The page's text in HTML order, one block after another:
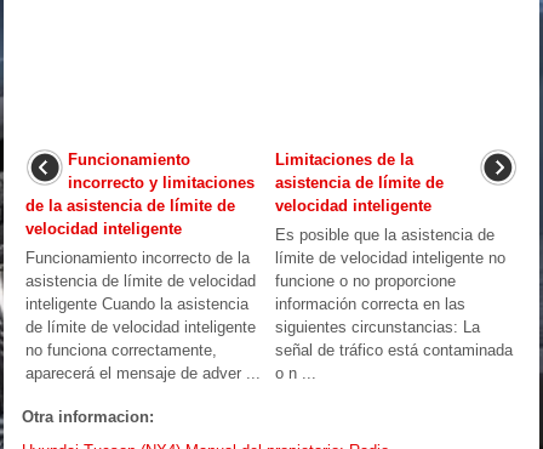
Funcionamiento
incorrecto y limitaciones
de la asistencia de límite de
velocidad inteligente
Funcionamiento incorrecto de la
asistencia de límite de velocidad
inteligente Cuando la asistencia
de límite de velocidad inteligente
no funciona correctamente,
aparecerá el mensaje de adver ...
Limitaciones de la
asistencia de límite de
velocidad inteligente
Es posible que la asistencia de
límite de velocidad inteligente no
funcione o no proporcione
información correcta en las
siguientes circunstancias: La
señal de tráfico está contaminada
o n ...
Otra informacion: